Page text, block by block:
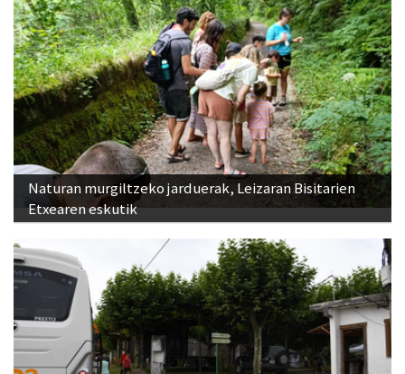
Naturan murgiltzeko jarduerak, Leizaran Bisitarien
Etxearen eskutik